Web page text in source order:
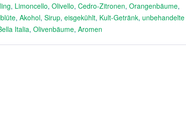
, Limoncello,Olivello,Cedro-Zitronen,Orangenbäume,
,Akohol,Sirup,eisgekühlt, Kult-Getränk, unbehandelte
Italia,Olivenbäume,Aromen